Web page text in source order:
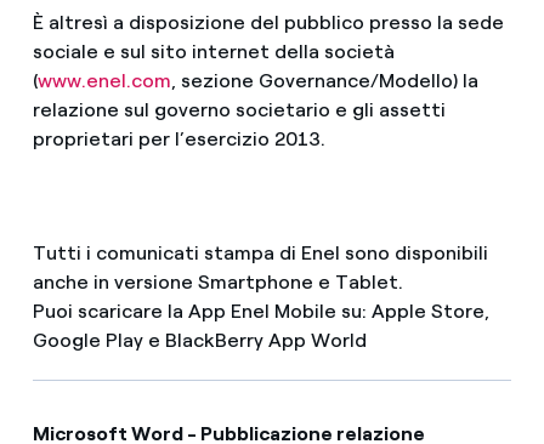
È altresì a disposizione del pubblico presso la sede
sociale e sul sito internet della società
(www.enel.com, sezione Governance/Modello) la
relazione sul governo societario e gli assetti
proprietari per l’esercizio 2013.
Tutti i comunicati stampa di Enel sono disponibili
anche in versione Smartphone e Tablet.
Puoi scaricare la App Enel Mobile su: Apple Store,
Google Play e BlackBerry App World
Microsoft Word - Pubblicazione relazione